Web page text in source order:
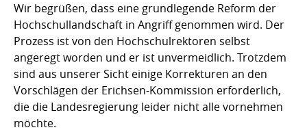
Wir begrüßen, dass eine grundlegende Reform der
Hochschullandschaft in An­griff genommen wird. Der
Prozess ist von den Hochschulrektoren selbst
angeregt worden und er ist un­vermeidlich. Trotzdem
sind aus unserer Sicht einige Korrekturen an den
Vorschlägen der Erichsen-Kom­mis­sion erfor­der­lich,
die die Landesregierung leider nicht alle vornehmen
möchte.